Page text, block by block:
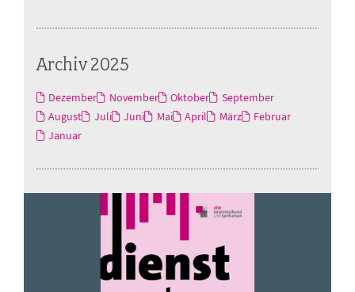
Archiv 2025
Dezember November Oktober
September
August
Juli Juni Mai April März
Februar
Januar